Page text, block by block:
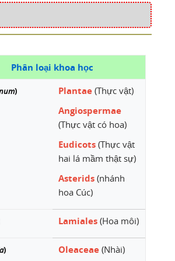
Phân loại khoa học
) Plantae (Thực vật)
Angiospermae
(Thực vật có hoa)
Eudicots (Thực vật
hai lá mầm thật sự)
Asterids (nhánh
hoa Cúc)
Lamiales (Hoa môi)
) Oleaceae (Nhài)